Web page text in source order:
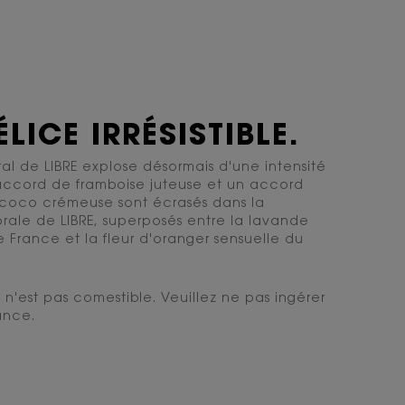
IRRÉSISTIBLE.
de LIBRE explose désormais d'une intensité
de framboise juteuse et un accord
crémeuse sont écrasés dans la
de LIBRE, superposés entre la lavande
France et la fleur d'oranger sensuelle du
pas comestible. Veuillez ne pas ingérer